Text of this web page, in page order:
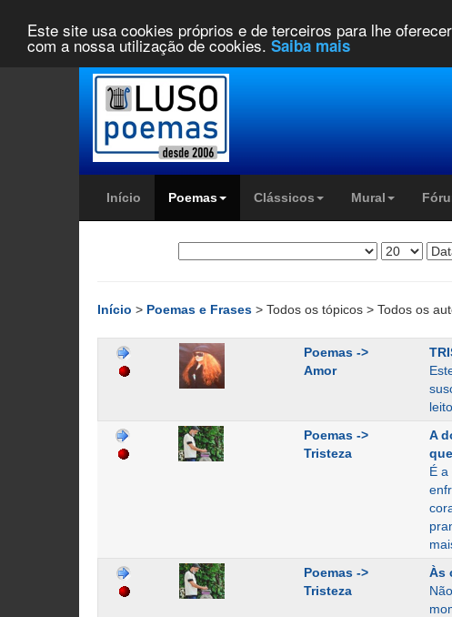
Este site usa cookies próprios e de terceiros para lhe
com a nossa utilização de cookies. Saiba mais
Início Poemas Clássicos Mural
Início > Poemas e Frases > Todos os tópicos > Todos os
Poemas ->
Amor
Poemas ->
Tristeza
A
É
Poemas ->
Tristeza
Às